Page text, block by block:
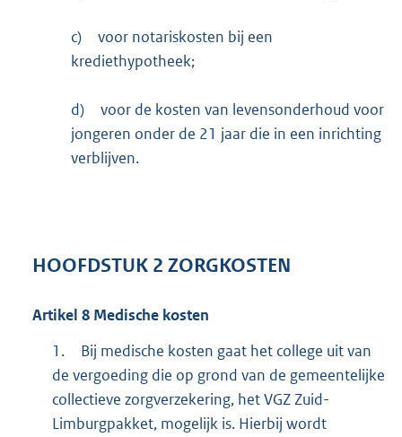
c)
voor notariskosten bij een
krediethypotheek;
d)
voor de kosten van levensonderhoud voor
jongeren onder de 21 jaar die in een inrichting
verblijven.
HOOFDSTUK 2 ZORGKOSTEN
Artikel 8 Medische kosten
1.
Bij medische kosten gaat het college uit van
de vergoeding die op grond van de gemeentelijke
collectieve zorgverzekering, het VGZ Zuid-
Limburgpakket, mogelijk is. Hierbij wordt